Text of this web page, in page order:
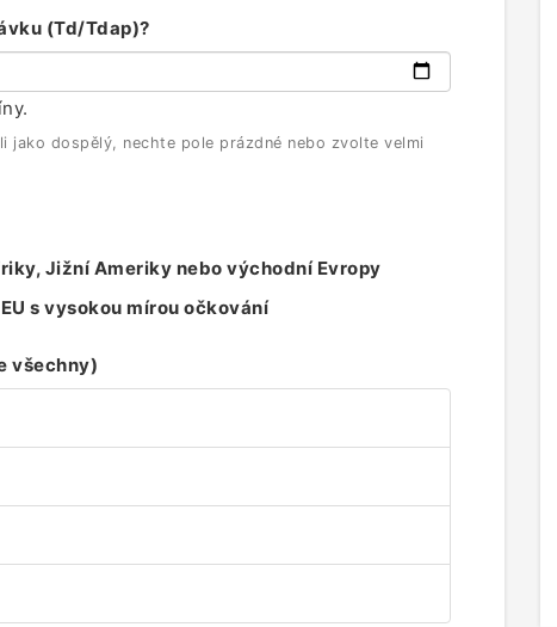
(Td/Tdap)?
jako dospělý, nechte pole prázdné nebo zvolte velmi
Jižní Ameriky nebo východní Evropy
s vysokou mírou očkování
všechny)